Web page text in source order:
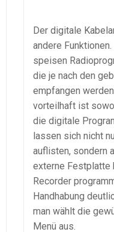
Der digitale
andere
speisen
die je nach den
empfangen
vorteilhaft ist
die digitale
lassen sich nicht
auflisten, sondern
externe Festplatte
Recorder
Handhabung
man wählt die
Menü aus.